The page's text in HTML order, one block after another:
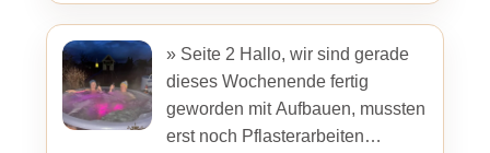
» Seite 2 Hallo, wir sind gerade
dieses Wochenende fertig
geworden mit Aufbauen, mussten
erst noch Pflasterarbeiten